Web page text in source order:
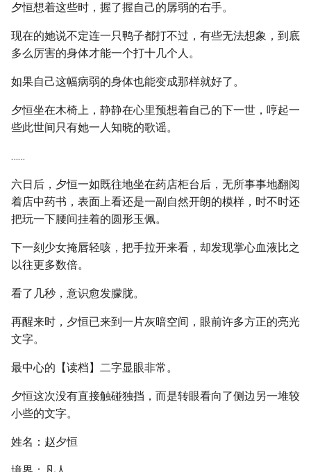
夕恒想着这些时，握了握自己的孱弱的右手。
现在的她说不定连一只鸭子都打不过，有些无法想象，到底
多么厉害的身体才能一个打十几个人。
如果自己这幅病弱的身体也能变成那样就好了。
夕恒坐在木椅上，静静在心里预想着自己的下一世，哼起一
些此世间只有她一人知晓的歌谣。
……
六日后，夕恒一如既往地坐在药店柜台后，无所事事地翻阅
着店中药书，表面上看还是一副自然开朗的模样，时不时还
把玩一下腰间挂着的圆形玉佩。
下一刻少女掩唇轻咳，把手拉开来看，却发现掌心血液比之
以往更多数倍。
看了几秒，意识愈发朦胧。
再醒来时，夕恒已来到一片灰暗空间，眼前许多方正的亮光
文字。
最中心的【读档】二字显眼非常。
夕恒这次没有直接触碰独挡，而是转眼看向了侧边另一堆较
小些的文字。
姓名：赵夕恒